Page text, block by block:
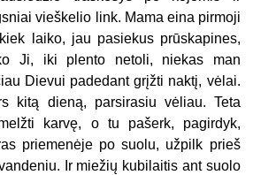
vieškelio link. Mama eina pirmoji
laiko, jau pasiekus prūskapines,
Ji, iki plento netoli, niekas man
Dievui padedant grįžti naktį, vėlai.
kitą dieną, parsirasiu vėliau. Teta
karvę, o tu pašerk, pagirdyk,
priemenėje po suolu, užpilk prieš
Ir miežių kubilaitis ant suolo